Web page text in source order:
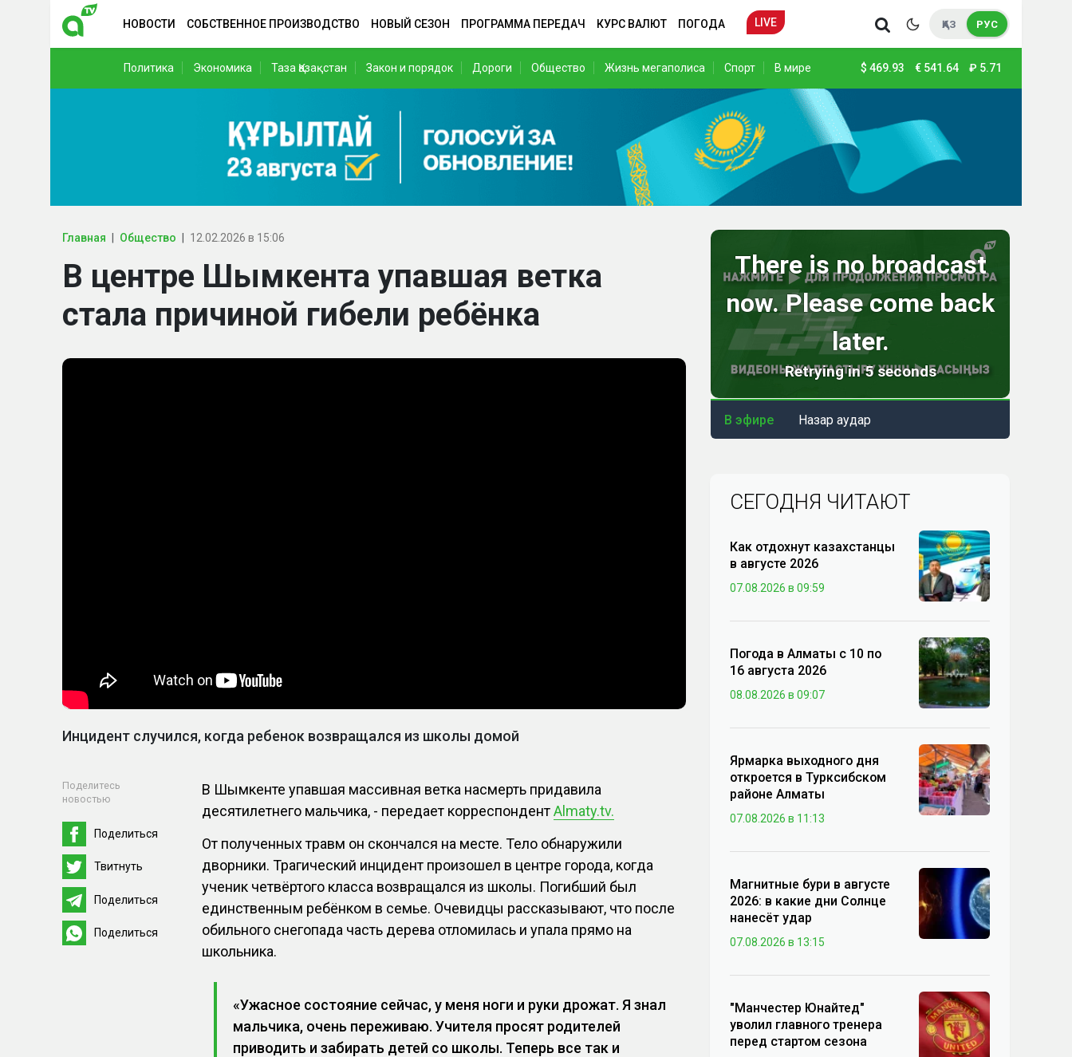
НОВОСТИ СОБСТВЕННОЕ ПРОИЗВОДСТВО НОВЫЙ СЕЗОН ПРОГРАММА ПЕРЕДАЧ КУРС ВАЛЮТ ПОГОДА LIVE ҚАЗ РУС
Политика Экономика Таза Қазақстан Закон и порядок Дороги Общество Жизнь мегаполиса Спорт В мире $ 469.93 € 541.64 ₽ 5.71
Главная Общество 12.02.2026 в 15:06
В центре Шымкента упавшая ветка
стала причиной гибели ребёнка
Инцидент случился, когда ребенок возвращался из школы домой
Поделитесь
новостью
Поделиться
Твитнуть
Поделиться
Поделиться
В Шымкенте упавшая массивная ветка насмерть придавила
десятилетнего мальчика, - передает корреспондентAlmaty.tv.
От полученных травм он скончался на месте. Тело обнаружили
дворники. Трагический инцидент произошел в центре города, когда
ученик четвёртого класса возвращался из школы. Погибший был
единственным ребёнком в семье. Очевидцы рассказывают, что после
обильного снегопада часть дерева отломилась и упала прямо на
школьника.
«Ужасное состояние сейчас, у меня ноги и руки дрожат. Я знал
мальчика, очень переживаю. Учителя просят родителей
приводить и забирать детей со школы. Теперь все так и
В эфире Назар аудар
СЕГОДНЯ ЧИТАЮТ
Как отдохнут казахстанцы
в августе 2026
07.08.2026 в 09:59
Погода в Алматы с 10 по
16 августа 2026
08.08.2026 в 09:07
Ярмарка выходного дня
откроется в Турксибском
районе Алматы
07.08.2026 в 11:13
Магнитные бури в августе
2026: в какие дни Солнце
нанесёт удар
07.08.2026 в 13:15
"Манчестер Юнайтед"
уволил главного тренера
перед стартом сезона